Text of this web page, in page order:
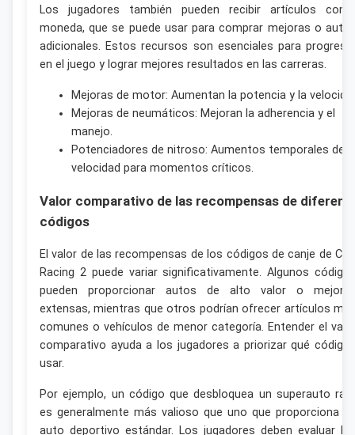
Los jugadores también pueden recibir artículos
moneda, que se puede usar para comprar mejoras o
adicionales. Estos recursos son esenciales para
en el juego y lograr mejores resultados en las carreras.
Mejoras de motor: Aumentan la potencia y la
Mejoras de neumáticos: Mejoran la adherencia y el
manejo.
Potenciadores de nitroso: Aumentos temporales de
velocidad para momentos críticos.
Valor comparativo de las recompensas de
códigos
El valor de las recompensas de los códigos de canje de
Racing 2 puede variar significativamente. Algunos
pueden proporcionar autos de alto valor o
extensas, mientras que otros podrían ofrecer artículos
comunes o vehículos de menor categoría. Entender el
comparativo ayuda a los jugadores a priorizar qué
usar.
Por ejemplo, un código que desbloquea un superauto
es generalmente más valioso que uno que proporciona
auto deportivo estándar. Los jugadores deben evaluar